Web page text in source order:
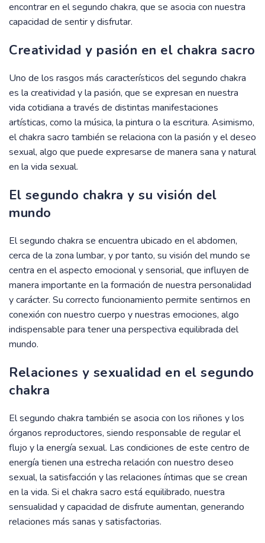
encontrar en el segundo chakra, que se asocia con nuestra
capacidad de sentir y disfrutar.
Creatividad y pasión en el chakra sacro
Uno de los rasgos más característicos del segundo chakra
es la creatividad y la pasión, que se expresan en nuestra
vida cotidiana a través de distintas manifestaciones
artísticas, como la música, la pintura o la escritura. Asimismo,
el chakra sacro también se relaciona con la pasión y el deseo
sexual, algo que puede expresarse de manera sana y natural
en la vida sexual.
El segundo chakra y su visión del
mundo
El segundo chakra se encuentra ubicado en el abdomen,
cerca de la zona lumbar, y por tanto, su visión del mundo se
centra en el aspecto emocional y sensorial, que influyen de
manera importante en la formación de nuestra personalidad
y carácter. Su correcto funcionamiento permite sentirnos en
conexión con nuestro cuerpo y nuestras emociones, algo
indispensable para tener una perspectiva equilibrada del
mundo.
Relaciones y sexualidad en el segundo
chakra
El segundo chakra también se asocia con los riñones y los
órganos reproductores, siendo responsable de regular el
flujo y la energía sexual. Las condiciones de este centro de
energía tienen una estrecha relación con nuestro deseo
sexual, la satisfacción y las relaciones íntimas que se crean
en la vida. Si el chakra sacro está equilibrado, nuestra
sensualidad y capacidad de disfrute aumentan, generando
relaciones más sanas y satisfactorias.